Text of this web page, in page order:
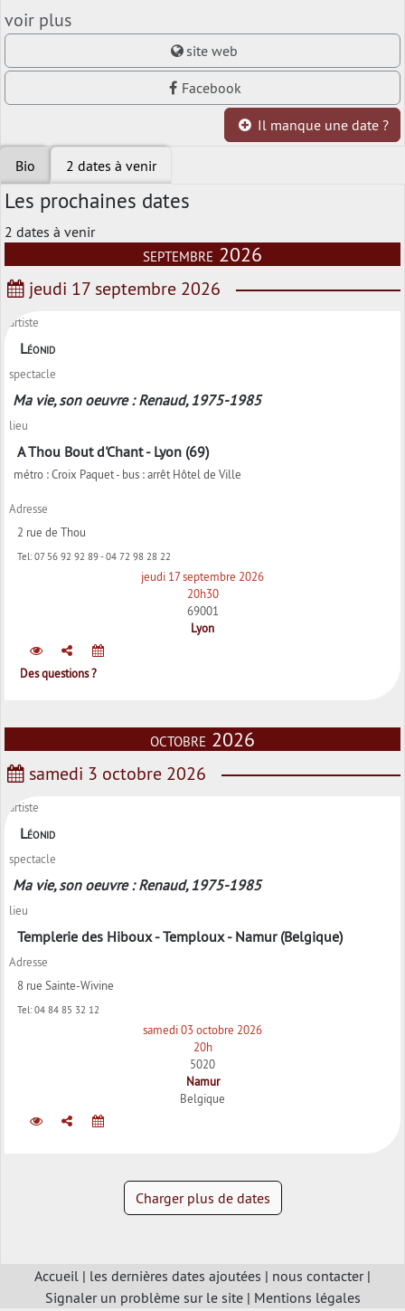
voir plus
site web
Facebook
Il manque une date ?
Bio 2 dates à venir
Les prochaines dates
2 dates à venir
septembre 2026
jeudi 17 septembre 2026
artiste
Léonid
spectacle
Ma vie, son oeuvre : Renaud, 1975-1985
lieu
A Thou Bout d'Chant - Lyon (69)
métro : Croix Paquet - bus : arrêt Hôtel de Ville
Adresse
2 rue de Thou
Tel: 07 56 92 92 89 - 04 72 98 28 22
jeudi 17 septembre 2026
20h30
69001
Lyon
Des questions ?
octobre 2026
samedi 3 octobre 2026
artiste
Léonid
spectacle
Ma vie, son oeuvre : Renaud, 1975-1985
lieu
Templerie des Hiboux - Temploux - Namur (Belgique)
Adresse
8 rue Sainte-Wivine
Tel: 04 84 85 32 12
samedi 03 octobre 2026
20h
5020
Namur
Belgique
Charger plus de dates
Accueil | les dernières dates ajoutées | nous contacter|
Signaler un problème sur le site| Mentions légales